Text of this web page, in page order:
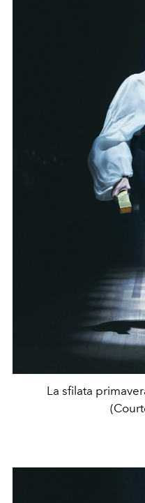
La sfilata